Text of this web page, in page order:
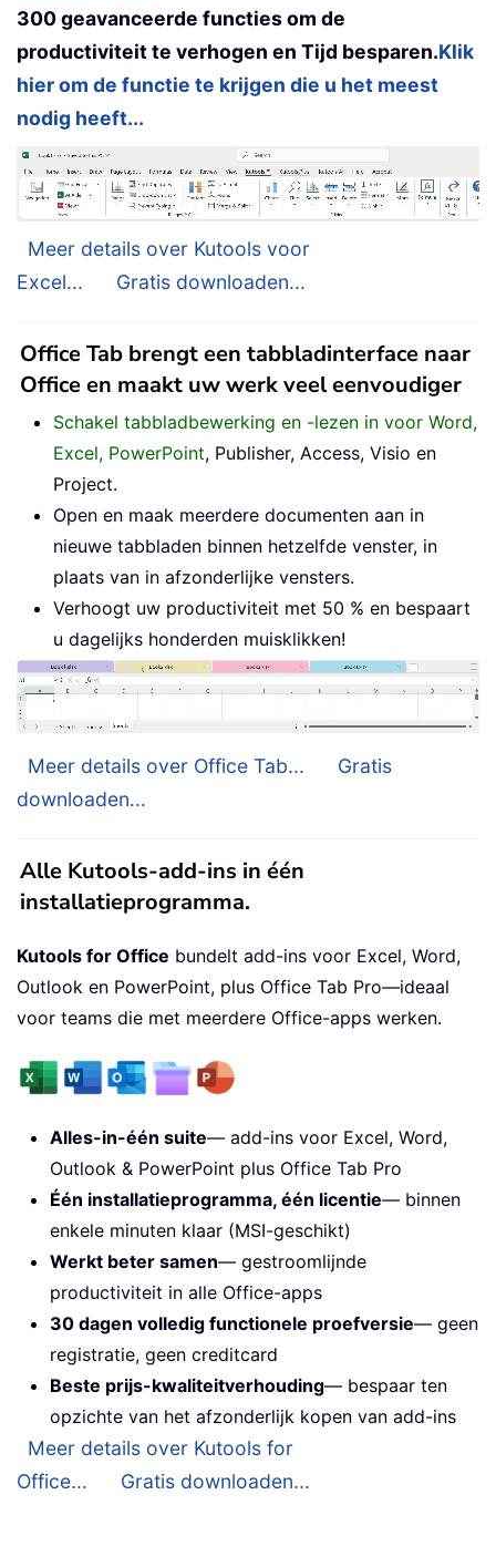
300 geavanceerde functies om de
productiviteit te verhogen en Tijd besparen.Klik
hier om de functie te krijgen die u het meest
nodig heeft...
Meer details over Kutools voor
Excel...
Gratis downloaden...
Office Tab brengt een tabbladinterface naar
Office en maakt uw werk veel eenvoudiger
Schakel tabbladbewerking en -lezen in voor Word,
Excel, PowerPoint, Publisher, Access, Visio en
Project.
Open en maak meerdere documenten aan in
nieuwe tabbladen binnen hetzelfde venster, in
plaats van in afzonderlijke vensters.
Verhoogt uw productiviteit met 50 % en bespaart
u dagelijks honderden muisklikken!
Meer details over Office Tab...
Gratis
downloaden...
Alle Kutools-add-ins in één
installatieprogramma.
Kutools for Office bundelt add-ins voor Excel, Word,
Outlook en PowerPoint, plus Office Tab Pro—ideaal
voor teams die met meerdere Office-apps werken.
Alles-in-één suite— add-ins voor Excel, Word,
Outlook & PowerPoint plus Office Tab Pro
Één installatieprogramma, één licentie— binnen
enkele minuten klaar (MSI-geschikt)
Werkt beter samen— gestroomlijnde
productiviteit in alle Office-apps
30 dagen volledig functionele proefversie— geen
registratie, geen creditcard
Beste prijs-kwaliteitverhouding— bespaar ten
opzichte van het afzonderlijk kopen van add-ins
Meer details over Kutools for
Office...
Gratis downloaden...